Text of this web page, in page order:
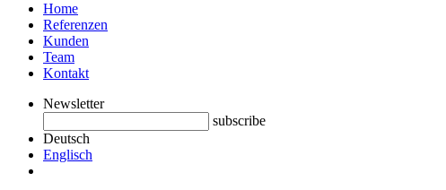
Home
Referenzen
Kunden
Team
Kontakt
Newsletter
subscribe
Deutsch
Englisch